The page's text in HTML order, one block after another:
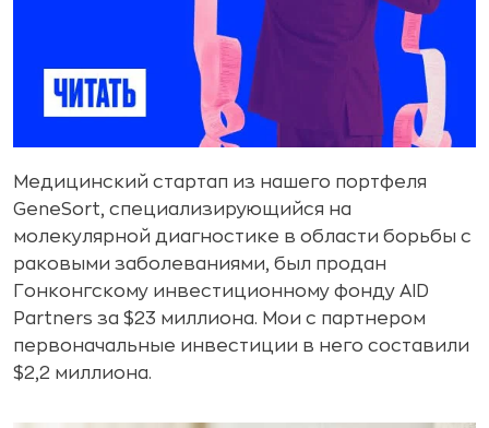
Медицинский стартап из нашего портфеля
GeneSort, специализирующийся на
молекулярной диагностике в области борьбы с
раковыми заболеваниями, был продан
Гонконгскому инвестиционному фонду AID
Partners за $23 миллиона. Мои с партнером
первоначальные инвестиции в него составили
$2,2 миллиона.